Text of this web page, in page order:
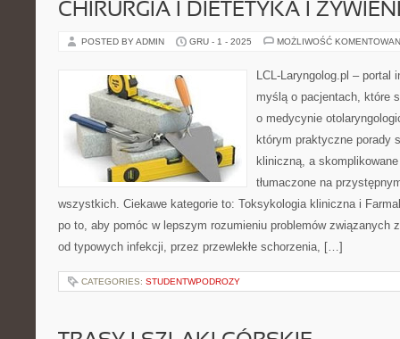
CHIRURGIA I DIETETYKA I
POSTED BY ADMIN GRU - 1 - 2025 MOŻLIWOŚĆ
LCL-Laryngolog.pl – portal
myślą o pacjentach, które
o medycynie
którym praktyczne porady
kliniczną, a
tłumaczone na
wszystkich. Ciekawe kategorie to: Toksykologia kliniczna i
po to, aby pomóc w lepszym rozumieniu problemów związanych
od typowych infekcji, przez przewlekłe schorzenia, […]
CATEGORIES: STUDENTWPODROZY